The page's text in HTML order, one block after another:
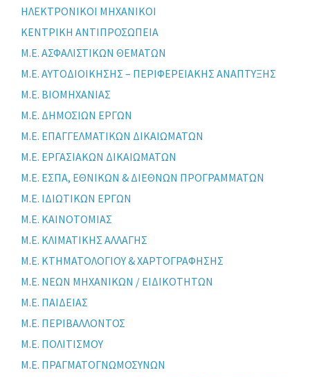
ΗΛΕΚΤΡΟΝΙΚΟΙ ΜΗΧΑΝΙΚΟΙ
ΚΕΝΤΡΙΚΗ ΑΝΤΙΠΡΟΣΩΠΕΙΑ
Μ.Ε. ΑΣΦΑΛΙΣΤΙΚΩΝ ΘΕΜΑΤΩΝ
Μ.Ε. ΑΥΤΟΔΙΟΙΚΗΣΗΣ – ΠΕΡΙΦΕΡΕΙΑΚΗΣ ΑΝΑΠΤΥΞΗΣ
Μ.Ε. ΒΙΟΜΗΧΑΝΙΑΣ
Μ.Ε. ΔΗΜΟΣΙΩΝ ΕΡΓΩΝ
Μ.Ε. ΕΠΑΓΓΕΛΜΑΤΙΚΩΝ ΔΙΚΑΙΩΜΑΤΩΝ
Μ.Ε. ΕΡΓΑΣΙΑΚΩΝ ΔΙΚΑΙΩΜΑΤΩΝ
Μ.Ε. ΕΣΠΑ, ΕΘΝΙΚΩΝ & ΔΙΕΘΝΩΝ ΠΡΟΓΡΑΜΜΑΤΩΝ
Μ.Ε. ΙΔΙΩΤΙΚΩΝ ΕΡΓΩΝ
Μ.Ε. ΚΑΙΝΟΤΟΜΙΑΣ
Μ.Ε. ΚΛΙΜΑΤΙΚΗΣ ΑΛΛΑΓΗΣ
Μ.Ε. ΚΤΗΜΑΤΟΛΟΓΙΟΥ & ΧΑΡΤΟΓΡΑΦΗΣΗΣ
Μ.Ε. ΝΕΩΝ ΜΗΧΑΝΙΚΩΝ / ΕΙΔΙΚΟΤΗΤΩΝ
Μ.Ε. ΠΑΙΔΕΙΑΣ
Μ.Ε. ΠΕΡΙΒΑΛΛΟΝΤΟΣ
Μ.Ε. ΠΟΛΙΤΙΣΜΟΥ
Μ.Ε. ΠΡΑΓΜΑΤΟΓΝΩΜΟΣΥΝΩΝ